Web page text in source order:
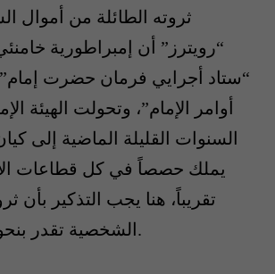
ثروته الطائلة من أموال
“رويترز” أن إمبراطورية
“ستاد أجرايي فرمان حضرت إمام”
أوامر الإمام”، وتحولت الهيئة
السنوات القليلة الماضية إلى
يملك حصصاً في كل قطاعات
تقريباً، هنا يجب التذكير بأن
الشخصية تقدر بنحو 40 مليار دولار.